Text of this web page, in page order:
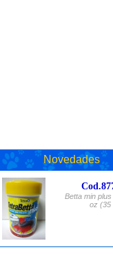
Novedades
Betta min
oz (35